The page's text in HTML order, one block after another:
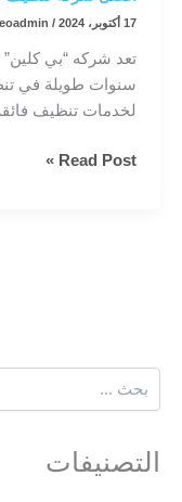
التصنيفات
17 أكتوبر، 2024 /
تعد شركه “بي كلين”
سنوات طويلة في
لخدمات تنظيف
افضل
Read Post »